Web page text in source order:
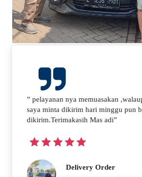
” pelayanan nya memuasakan
saya minta dikirim hari minggu pun
dikirim.Terimakasih Mas adi”
Delivery Order